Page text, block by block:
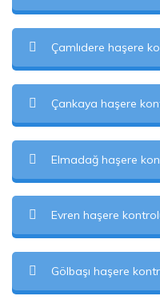
Çamlıdere haşere
Çankaya haşere
Elmadağ haşere
Evren haşere
Gölbaşı haşere